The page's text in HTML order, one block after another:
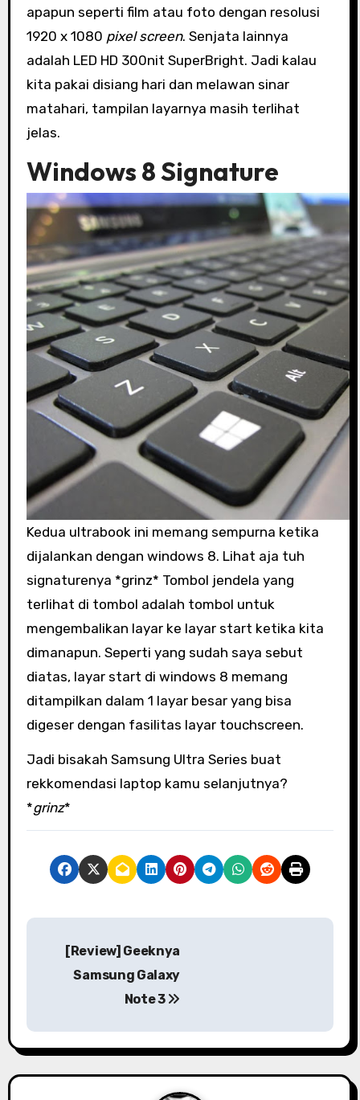
apapun seperti film atau foto dengan resolusi
1920 x 1080 pixel screen. Senjata lainnya
adalah LED HD 300nit SuperBright. Jadi kalau
kita pakai disiang hari dan melawan sinar
matahari, tampilan layarnya masih terlihat
jelas.
Windows 8 Signature
Kedua ultrabook ini memang sempurna ketika
dijalankan dengan windows 8. Lihat aja tuh
signaturenya *grinz* Tombol jendela yang
terlihat di tombol adalah tombol untuk
mengembalikan layar ke layar start ketika kita
dimanapun. Seperti yang sudah saya sebut
diatas, layar start di windows 8 memang
ditampilkan dalam 1 layar besar yang bisa
digeser dengan fasilitas layar touchscreen.
Jadi bisakah Samsung Ultra Series buat
rekkomendasi laptop kamu selanjutnya?
*grinz*
P
t
n
[Review] Geeknya
Samsung Galaxy
Note 3